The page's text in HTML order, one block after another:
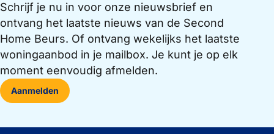
Schrijf je nu in voor onze nieuwsbrief en
ontvang het laatste nieuws van de Second
Home Beurs. Of ontvang wekelijks het laatste
woningaanbod in je mailbox. Je kunt je op elk
moment eenvoudig afmelden.
Aanmelden